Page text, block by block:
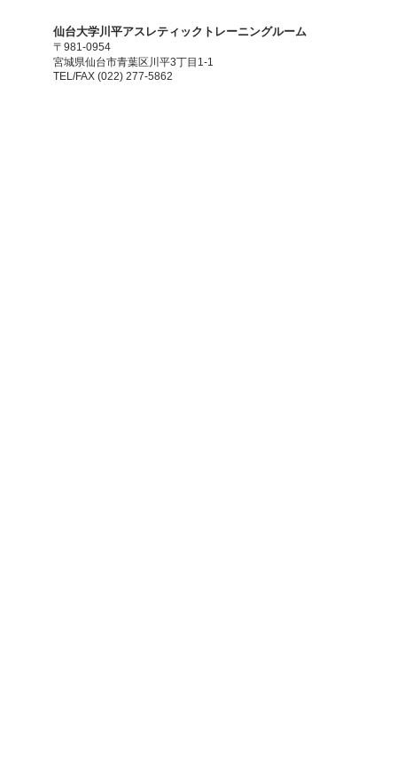
​仙台大学川平アスレティックトレーニングルーム
〒981-0954
宮城県仙台市青葉区川平3丁目1-1
TEL/FAX (022) 277-5862